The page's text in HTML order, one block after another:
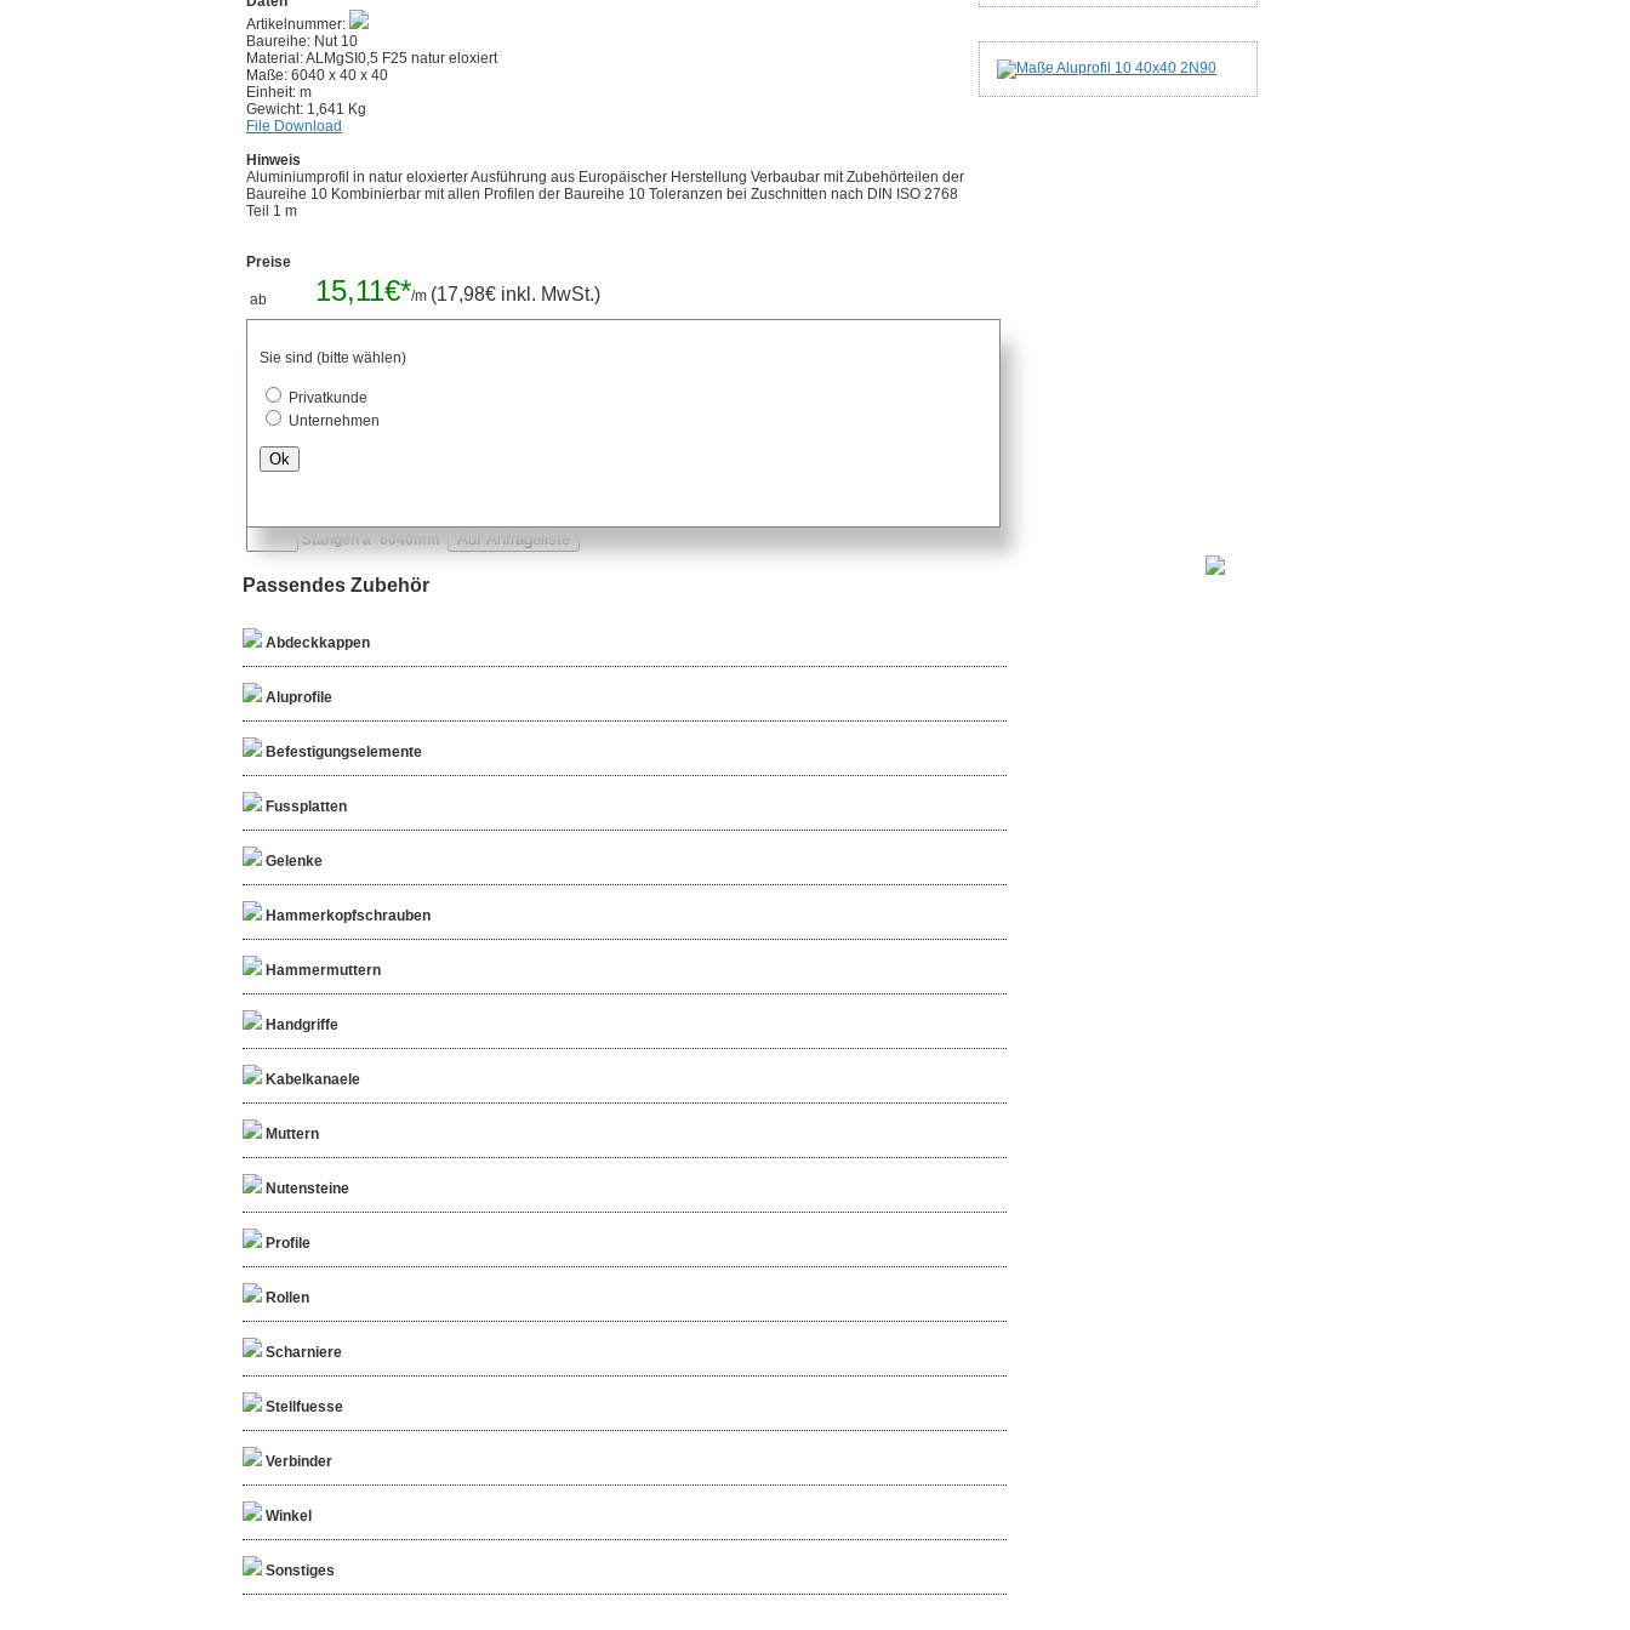
Artikelnummer:
Baureihe: Nut 10
Material: ALMgSI0,5 F25 natur eloxiert
Maße: 6040 x 40 x 40
Einheit: m
Gewicht: 1,641 Kg
File Download
Hinweis
Aluminiumprofil in natur eloxierter Ausführung aus Europäischer Herstellung Verbaubar mit Zubehörteilen der
Baureihe 10 Kombinierbar mit allen Profilen der Baureihe 10 Toleranzen bei Zuschnitten nach DIN ISO 2768
Teil 1 m
Preise
Sie sind (bitte wählen)
Privatkunde
Unternehmen
Ok
ab 15,11€*/m (17,98€ inkl. MwSt.)
Stückpreis anfragen
Stangen a` 6040mm
Passendes Zubehör
Abdeckkappen
Aluprofile
Befestigungselemente
Fussplatten
Gelenke
Hammerkopfschrauben
Hammermuttern
Handgriffe
Kabelkanaele
Muttern
Nutensteine
Profile
Rollen
Scharniere
Stellfuesse
Verbinder
Winkel
Sonstiges